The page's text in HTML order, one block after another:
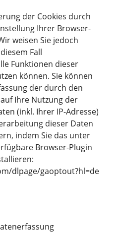
der Cookies durch
Ihrer Browser-
weisen Sie jedoch
Fall
Funktionen dieser
können. Sie können
der durch den
Ihre Nutzung der
(inkl. Ihrer IP-Adresse)
dieser Daten
indem Sie das unter
Browser-Plugin
dlpage/gaoptout?hl=de